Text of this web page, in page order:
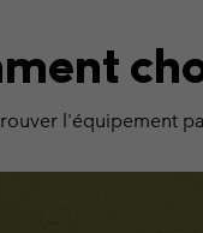
l'équipement